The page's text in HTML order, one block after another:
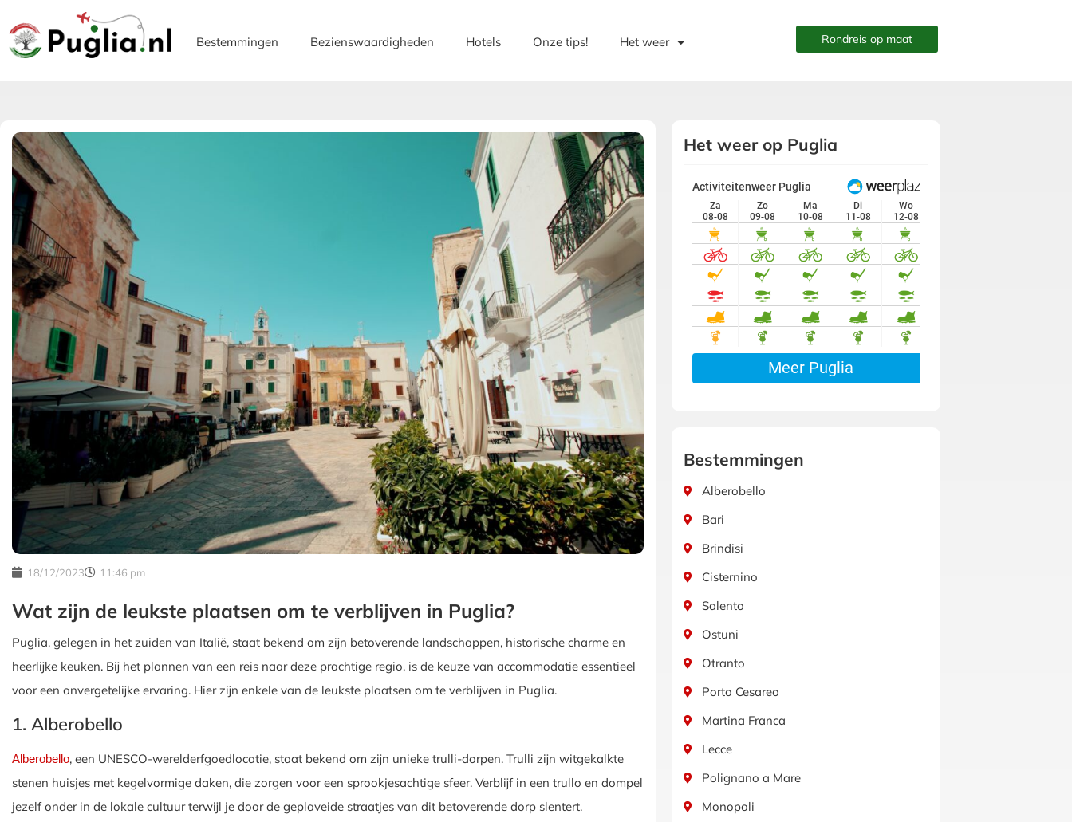
Bestemmingen Bezienswaardigheden Hotels Onze tips! Het weer Rondreis op maat
18/12/2023 11:46 pm
Wat zijn de leukste plaatsen om te verblijven in Puglia?
Puglia, gelegen in het zuiden van Italië, staat bekend om zijn betoverende landschappen, historische charme en
heerlijke keuken. Bij het plannen van een reis naar deze prachtige regio, is de keuze van accommodatie essentieel
voor een onvergetelijke ervaring. Hier zijn enkele van de leukste plaatsen om te verblijven in Puglia.
1. Alberobello
Alberobello, een UNESCO-werelderfgoedlocatie, staat bekend om zijn unieke trulli-dorpen. Trulli zijn witgekalkte
stenen huisjes met kegelvormige daken, die zorgen voor een sprookjesachtige sfeer. Verblijf in een trullo en dompel
jezelf onder in de lokale cultuur terwijl je door de geplaveide straatjes van dit betoverende dorp slentert.
Het weer op Puglia
Bestemmingen
Alberobello
Bari
Brindisi
Cisternino
Salento
Ostuni
Otranto
Porto Cesareo
Martina Franca
Lecce
Polignano a Mare
Monopoli